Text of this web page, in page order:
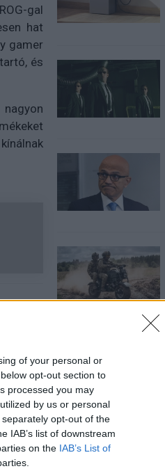
of your personal or
opt-out section to
processed you may
by us or personal
opt-out of the
IAB’s list of downstream
on the IAB’s List of
gal
hat
gamer
és